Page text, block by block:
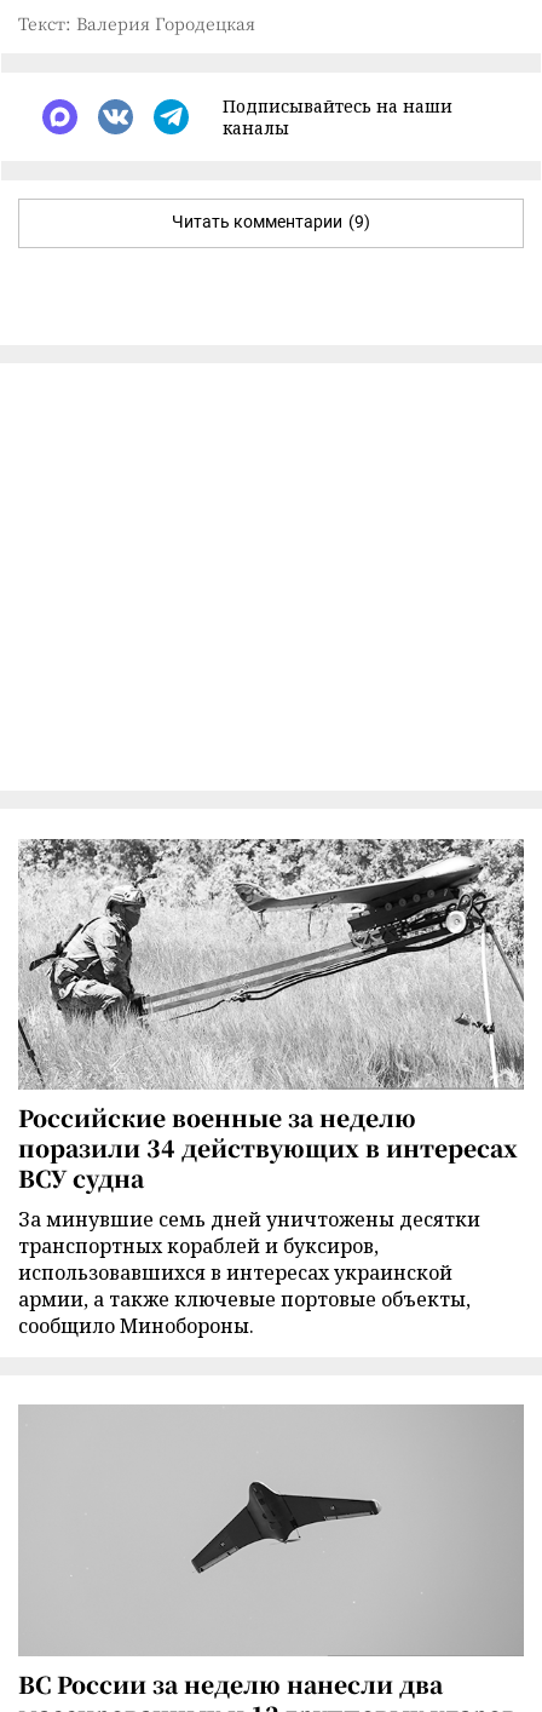
Текст: Валерия Городецкая
Подписывайтесь на наши
каналы
Читать комментарии (9)
Российские военные за неделю
поразили 34 действующих в интересах
ВСУ судна
За минувшие семь дней уничтожены десятки
транспортных кораблей и буксиров,
использовавшихся в интересах украинской
армии, а также ключевые портовые объекты,
сообщило Минобороны.
ВС России за неделю нанесли два